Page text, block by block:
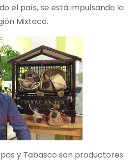
el país, se está impulsando la
Mixteca.
y Tabasco son productores